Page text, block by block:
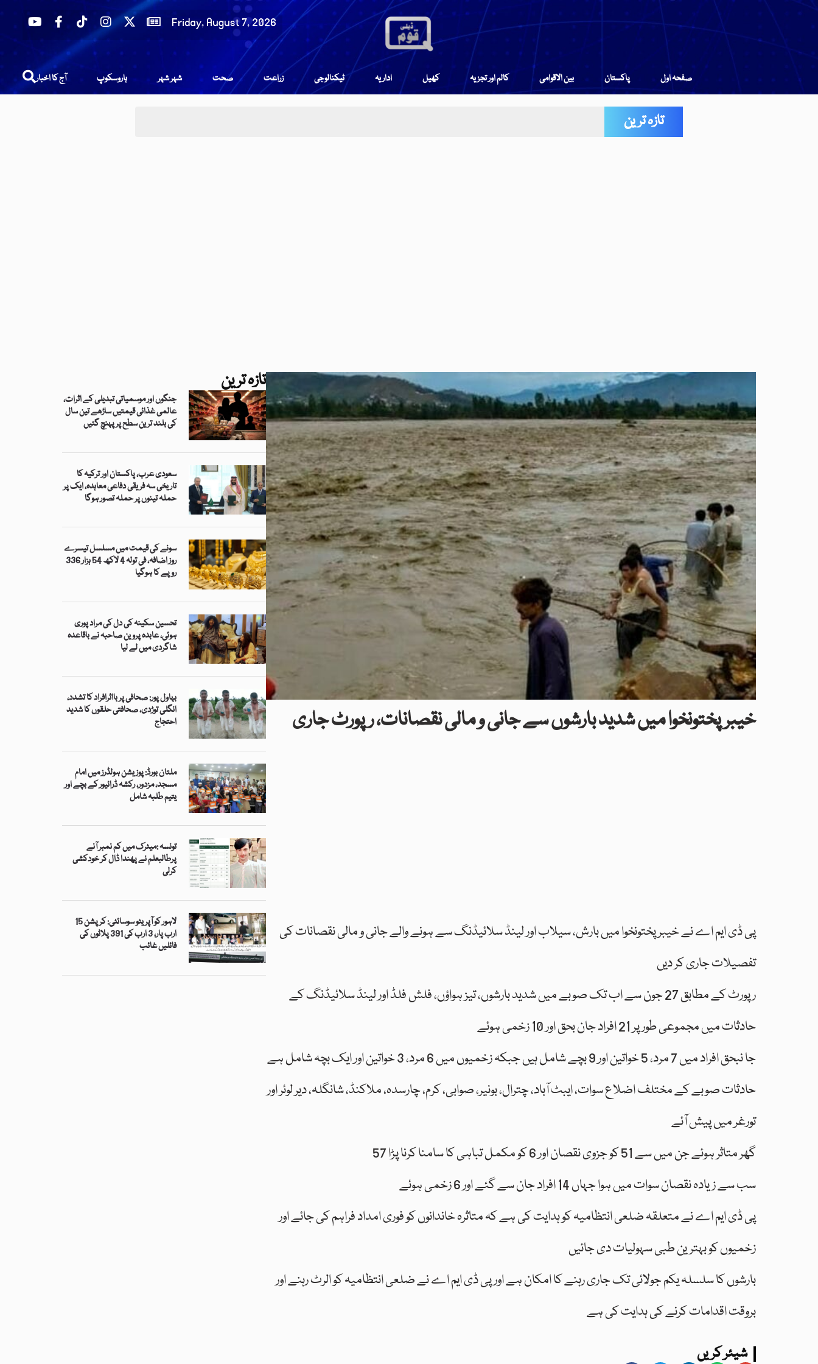
Friday, August 7, 2026
آج کا اخبار ہاروسکوپ شہر شہر صحت زراعت ٹیکنالوجی اداریہ کھیل کالم اور تجزیہ بین الاقوامی پاکستان صفحہ اول
تازہ ترین
تازہ ترین
جنگوں اور موسمیاتی تبدیلی کے اثرات،
عالمی غذائی قیمتیں ساڑھے تین سال
کی بلند ترین سطح پر پہنچ گئیں
سعودی عرب، پاکستان اور ترکیہ کا
تاریخی سہ فریقی دفاعی معاہدہ، ایک پر
حملہ تینوں پر حملہ تصور ہوگا
سونے کی قیمت میں مسلسل تیسرے
روز اضافہ، فی تولہ 4 لاکھ 54 ہزار 336
روپے کا ہوگیا
تحسین سکینہ کی دل کی مراد پوری
ہوئی، عابدہ پروین صاحبہ نے باقاعدہ
شاگردی میں لے لیا
بہاول پور: صحافی پر بااثرافراد کا تشدد،
انگلی توڑدی، صحافتی حلقوں کا شدید
احتجاج
ملتان بورڈ: پوزیشن ہولڈرز میں امام
مسجد، مزدور، رکشہ ڈرائیور کے بچے اور
یتیم طلبہ شامل
تونسہ :میٹرک میں کم نمبر آنے
پرطالبعلم نے پھندا ڈال کر خودکشی
کرلی
لاہور کو آپریٹو سوسائٹی: کرپشن 15
ارب پار، 3 ارب کی 391 پلاٹوں کی
فائلیں غائب
خیبرپختونخوا میں شدید بارشوں سے جانی و مالی نقصانات، رپورٹ جاری
پی ڈی ایم اے نے خیبر پختونخوا میں بارش، سیلاب اور لینڈ سلائیڈنگ سے ہونے والے جانی و مالی نقصانات کی
تفصیلات جاری کر دیں
رپورٹ کے مطابق 27 جون سے اب تک صوبے میں شدید بارشوں، تیز ہواؤں، فلش فلڈ اور لینڈ سلائیڈنگ کے
حادثات میں مجموعی طور پر 21 افراد جان بحق اور 10 زخمی ہوئے
جا نبحق افراد میں 7 مرد، 5 خواتین اور 9 بچے شامل ہیں جبکہ زخمیوں میں 6 مرد، 3 خواتین اور ایک بچہ شامل ہے
حادثات صوبے کے مختلف اضلاع سوات، ایبٹ آباد، چترال، بونیر، صوابی، کرم، چارسدہ، ملاکنڈ، شانگلہ، دیر لوئر اور
تورغر میں پیش آئے
57 گھر متاثر ہوئے جن میں سے 51 کو جزوی نقصان اور 6 کو مکمل تباہی کا سامنا کرنا پڑا
سب سے زیادہ نقصان سوات میں ہوا جہاں 14 افراد جان سے گئے اور 6 زخمی ہوئے
پی ڈی ایم اے نے متعلقہ ضلعی انتظامیہ کو ہدایت کی ہے کہ متاثرہ خاندانوں کو فوری امداد فراہم کی جائے اور
زخمیوں کو بہترین طبی سہولیات دی جائیں
بارشوں کا سلسلہ یکم جولائی تک جاری رہنے کا امکان ہے اور پی ڈی ایم اے نے ضلعی انتظامیہ کو الرٹ رہنے اور
بروقت اقدامات کرنے کی ہدایت کی ہے
شیئر کریں